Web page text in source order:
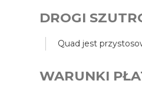
DROGI
Quad jest
WARUNKI